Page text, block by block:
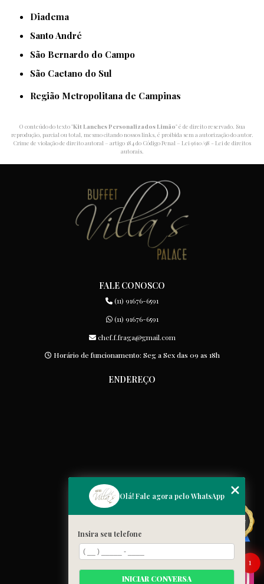
Diadema
Santo André
São Bernardo do Campo
São Caetano do Sul
Região Metropolitana de Campinas
O conteúdo do texto "Kit Lanches Personalizados Limão" é de direito reservado. Sua
reprodução, parcial ou total, mesmo citando nossos links, é proibida sem a autorização do autor.
Crime de violação de direito autoral – artigo 184 do Código Penal – Lei 9610/98 - Lei de direitos
autorais.
FALE CONOSCO
(11) 91676-6591
(11) 91676-6591
chef.f.fraga@gmail.com
Horário de funcionamento: Seg a Sex das 09 as 18h
ENDEREÇO
MENU
Home
Quem somos
Cardápio
Blog
Galeria
Olá! Fale agora pelo WhatsApp
Insira seu telefone
INICIAR CONVERSA
1